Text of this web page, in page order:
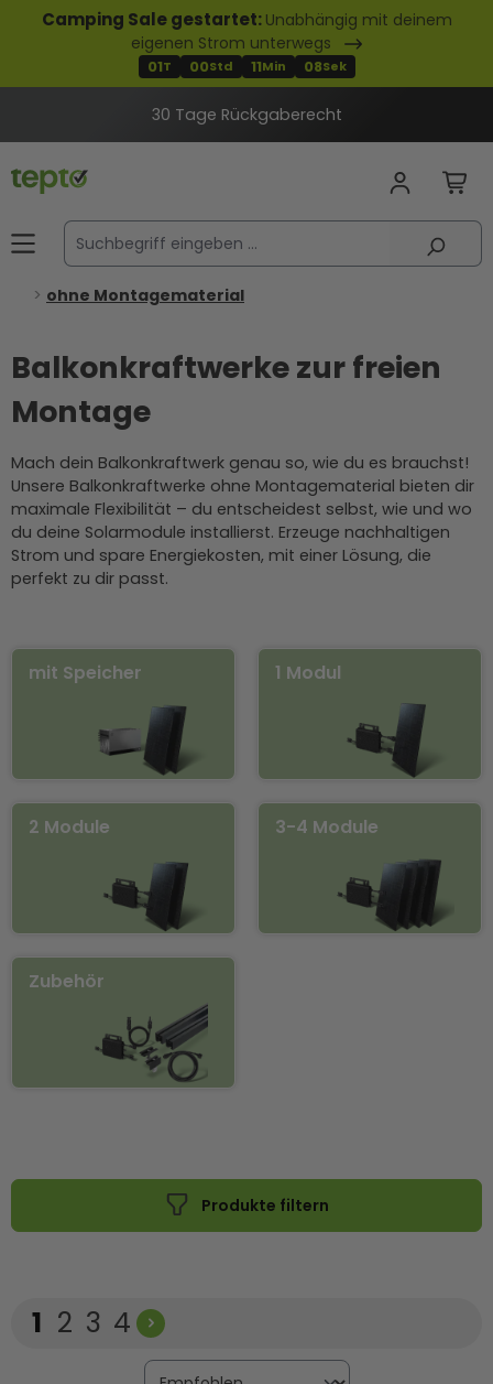
springen
Camping Sale gestartet: Unabhängig mit deinem
eigenen Strom unterwegs
01T 00Std 11Min 07Sek
30 Tage Rückgaberecht
ohne Montagematerial
Balkonkraftwerke zur freien
Montage
Mach dein Balkonkraftwerk genau so, wie du es brauchst!
Unsere Balkonkraftwerke ohne Montagematerial bieten dir
maximale Flexibilität – du entscheidest selbst, wie und wo
du deine Solarmodule installierst. Erzeuge nachhaltigen
Strom und spare Energiekosten, mit einer Lösung, die
perfekt zu dir passt.
mit Speicher 1 Modul
2 Module 3-4 Module
Zubehör
Produkte filtern
Seite
1 Seite
2 Seite
3 Seite
4